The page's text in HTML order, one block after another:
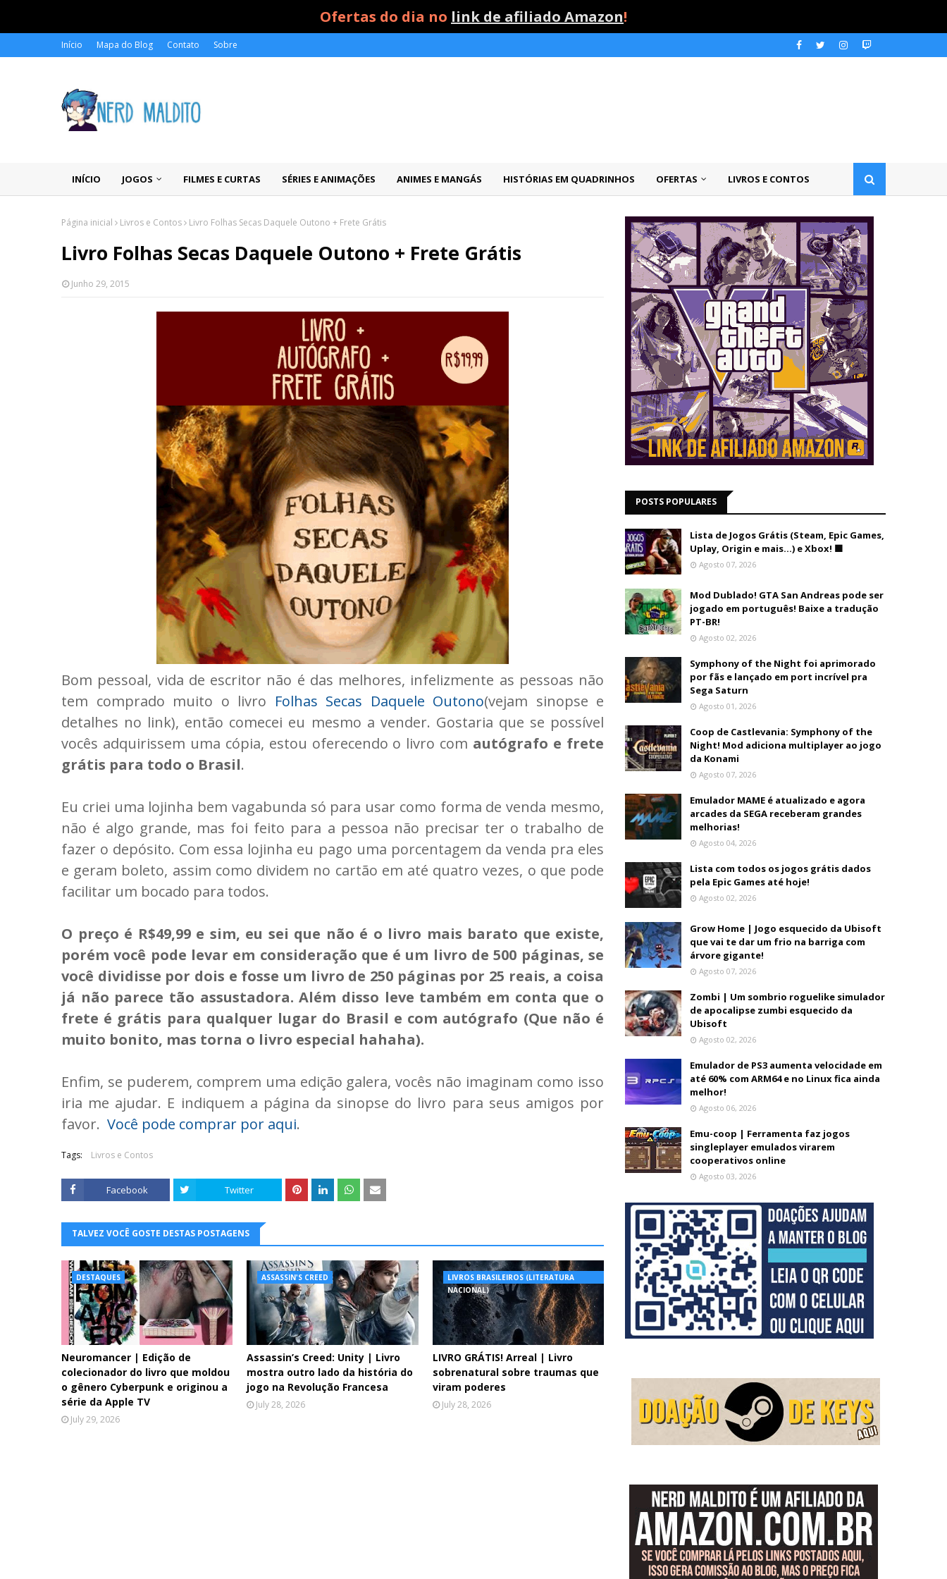
Ofertas do dia no link de afiliado Amazon!
Início Mapa do Blog Contato Sobre
INÍCIO JOGOS FILMES E CURTAS SÉRIES E ANIMAÇÕES ANIMES E MANGÁS HISTÓRIAS EM QUADRINHOS OFERTAS LIVROS E CONTOS
Página inicial Livros e Contos Livro Folhas Secas Daquele Outono + Frete Grátis
Livro Folhas Secas Daquele Outono + Frete Grátis
Junho 29, 2015
Bom pessoal, vida de escritor não é das melhores, infelizmente as pessoas não
tem comprado muito o livro Folhas Secas Daquele Outono(vejam sinopse e
detalhes no link), então comecei eu mesmo a vender. Gostaria que se possível
vocês adquirissem uma cópia, estou oferecendo o livro com autógrafo e frete
grátis para todo o Brasil.
Eu criei uma lojinha bem vagabunda só para usar como forma de venda mesmo,
não é algo grande, mas foi feito para a pessoa não precisar ter o trabalho de
fazer o depósito. Com essa lojinha eu pago uma porcentagem da venda pra eles
e geram boleto, assim como dividem no cartão em até quatro vezes, o que pode
facilitar um bocado para todos.
O preço é R$49,99 e sim, eu sei que não é o livro mais barato que existe,
porém você pode levar em consideração que é um livro de 500 páginas, se
você dividisse por dois e fosse um livro de 250 páginas por 25 reais, a coisa
já não parece tão assustadora. Além disso leve também em conta que o
frete é grátis para qualquer lugar do Brasil e com autógrafo (Que não é
muito bonito, mas torna o livro especial hahaha).
Enfim, se puderem, comprem uma edição galera, vocês não imaginam como isso
iria me ajudar. E indiquem a página da sinopse do livro para seus amigos por
favor. Você pode comprar por aqui.
Tags: Livros e Contos
Facebook Twitter
TALVEZ VOCÊ GOSTE DESTAS POSTAGENS
DESTAQUES
Neuromancer | Edição de
colecionador do livro que moldou
o gênero Cyberpunk e originou a
série da Apple TV
July 29, 2026
ASSASSIN'S CREED
Assassin’s Creed: Unity | Livro
mostra outro lado da história do
jogo na Revolução Francesa
July 28, 2026
LIVROS BRASILEIROS (LITERATURA
NACIONAL)
LIVRO GRÁTIS! Arreal | Livro
sobrenatural sobre traumas que
viram poderes
July 28, 2026
POSTS POPULARES
Lista de Jogos Grátis (Steam, Epic Games,
Uplay, Origin e mais...) e Xbox! 🟩
Agosto 07, 2026
Mod Dublado! GTA San Andreas pode ser
jogado em português! Baixe a tradução
PT-BR!
Agosto 02, 2026
Symphony of the Night foi aprimorado
por fãs e lançado em port incrível pra
Sega Saturn
Agosto 01, 2026
Coop de Castlevania: Symphony of the
Night! Mod adiciona multiplayer ao jogo
da Konami
Agosto 07, 2026
Emulador MAME é atualizado e agora
arcades da SEGA receberam grandes
melhorias!
Agosto 04, 2026
Lista com todos os jogos grátis dados
pela Epic Games até hoje!
Agosto 02, 2026
Grow Home | Jogo esquecido da Ubisoft
que vai te dar um frio na barriga com
árvore gigante!
Agosto 07, 2026
Zombi | Um sombrio roguelike simulador
de apocalipse zumbi esquecido da
Ubisoft
Agosto 02, 2026
Emulador de PS3 aumenta velocidade em
até 60% com ARM64 e no Linux fica ainda
melhor!
Agosto 06, 2026
Emu-coop | Ferramenta faz jogos
singleplayer emulados virarem
cooperativos online
Agosto 03, 2026